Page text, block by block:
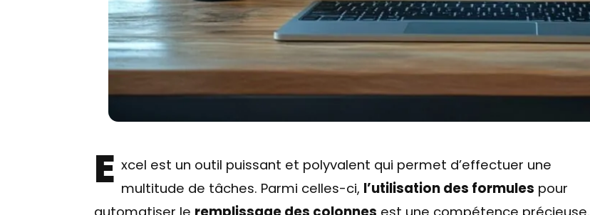
E xcel est un outil puissant et polyvalent qui permet d’effectuer une
multitude de tâches. Parmi celles-ci, l’utilisation des formules pour